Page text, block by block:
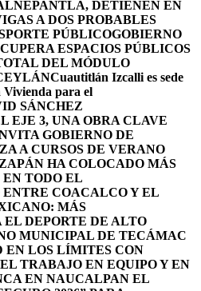
​DETIENEN EN
A DOS PROBABLES
PÚBLICOGOBIERNO
ESPACIOS PÚBLICOS
DEL MÓDULO
Cuautitlán Izcalli es sede
Vivienda para el
SÁNCHEZ
EJE 3, UNA OBRA CLAVE
GOBIERNO DE
A CURSOS DE VERANO
HA COLOCADO MÁS
TODO EL
COACALCO Y EL
MÁS
EL DEPORTE DE ALTO
MUNICIPAL DE TECÁMAC
EN LOS LÍMITES CON
TRABAJO EN EQUIPO Y EN
EN NAUCALPAN EL